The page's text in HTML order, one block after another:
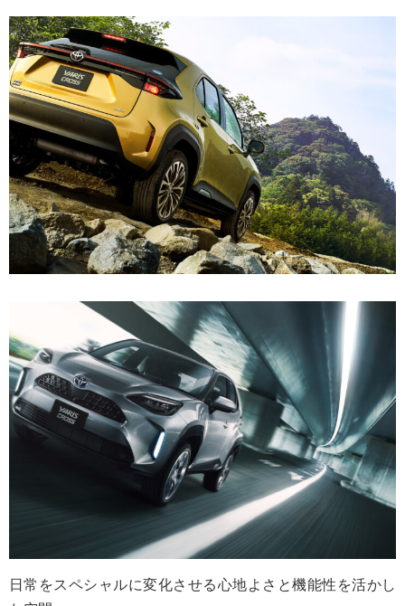
日常をスペシャルに変化させる心地よさと機能性を活かし